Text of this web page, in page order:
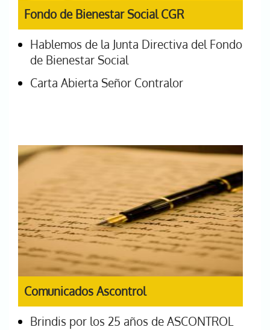
Fondo de Bienestar Social CGR
Hablemos de la Junta Directiva del Fondo
de Bienestar Social
Carta Abierta Señor Contralor
Comunicados Ascontrol
Brindis por los 25 años de ASCONTROL